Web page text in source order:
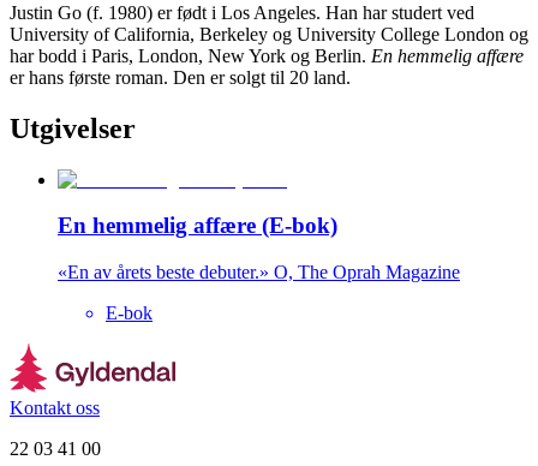
Justin Go (f. 1980) er født i Los Angeles. Han har studert ved
University of California, Berkeley og University College London og
har bodd i Paris, London, New York og Berlin. En hemmelig affære
er hans første roman. Den er solgt til 20 land.
Utgivelser
En hemmelig affære (E-bok)
«En av årets beste debuter.» O, The Oprah Magazine
E-bok
Kontakt oss
22 03 41 00